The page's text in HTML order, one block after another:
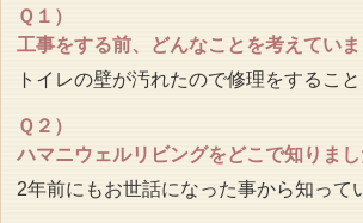
Ｑ１）
工事をする前、どんなことを考えていま
トイレの壁が汚れたので修理をすること
Ｑ２）
ハマニウェルリビングをどこで知りまし
2年前にもお世話になった事から知って